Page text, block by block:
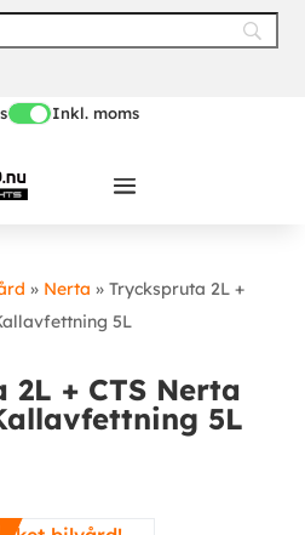
Inkl. moms
» Nerta » Tryckspruta 2L +
5L
+ CTS Nerta
5L